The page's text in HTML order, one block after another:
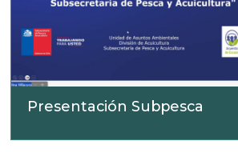
Presentación Subpesca